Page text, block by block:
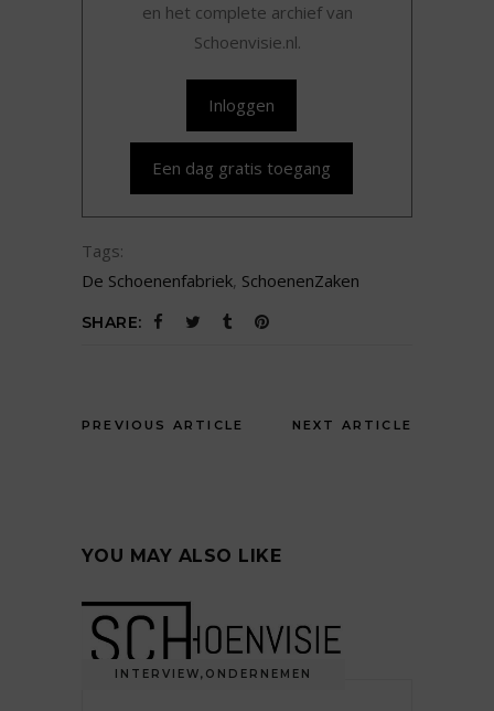
en het complete archief van
Schoenvisie.nl.
Inloggen
Een dag gratis toegang
Tags:
De Schoenenfabriek, SchoenenZaken
SHARE:
PREVIOUS ARTICLE NEXT ARTICLE
YOU MAY ALSO LIKE
INTERVIEW, ONDERNEMEN